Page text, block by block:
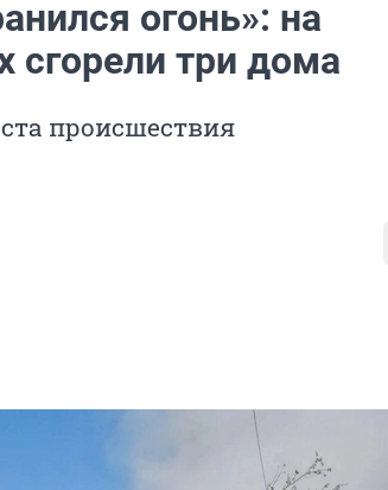
огонь»: на
сгорели три дома
происшествия